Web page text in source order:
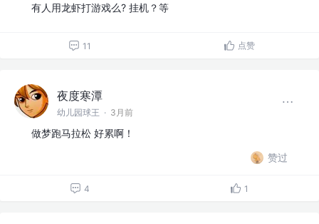
有人用龙虾打游戏么? 挂机？等
11 点赞
夜度寒潭
幼儿园球王 · 3月前
做梦跑马拉松 好累啊！
赞过
4 1